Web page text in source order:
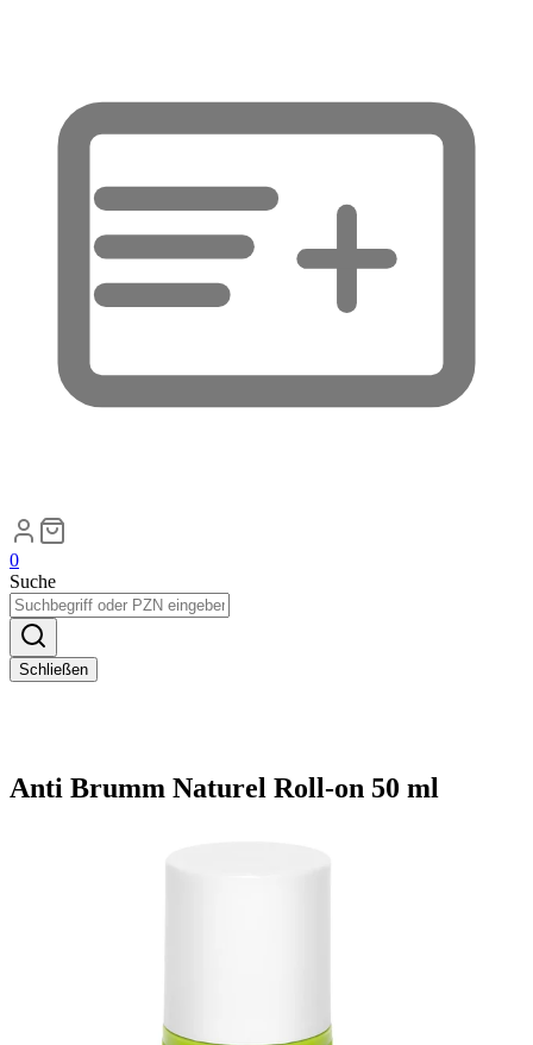
0
Suche
Schließen
Anti Brumm Naturel Roll-on 50 ml